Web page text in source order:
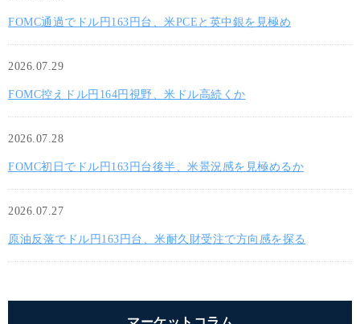
FOMC通過でドル円163円台、米PCEと英中銀を見極め
2026.07.29
FOMC控えドル円164円視野、米ドル高続くか
2026.07.28
FOMC初日でドル円163円台後半、米景況感を見極めるか
2026.07.27
原油反落でドル円163円台、米耐久財受注で方向感を探る